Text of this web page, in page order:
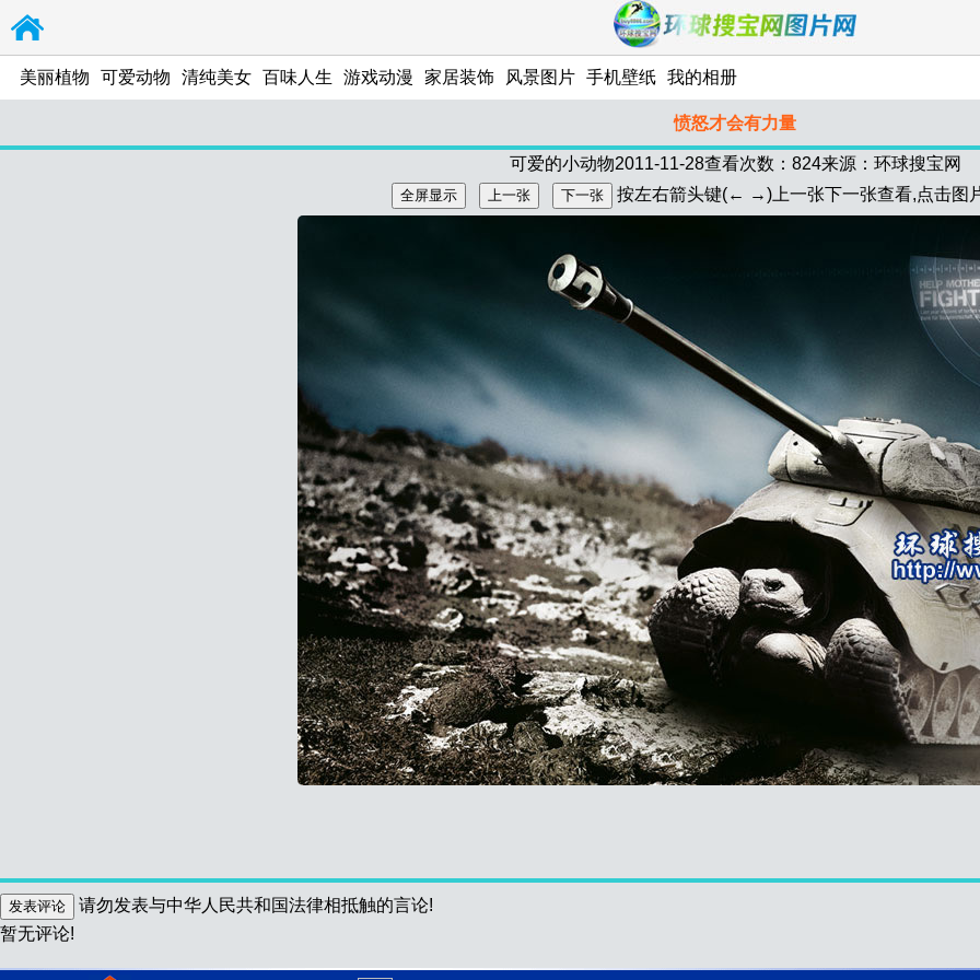
美丽植物 可爱动物 清纯美女 百味人生 游戏动漫 家居装饰 风景图片 手机壁纸 我的相册
愤怒才会有力量
可爱的小动物2011-11-28查看次数：824来源：环球搜宝网
按左右箭头键(← →)上一张下一张查看,点击图
请勿发表与中华人民共和国法律相抵触的言论!
暂无评论!